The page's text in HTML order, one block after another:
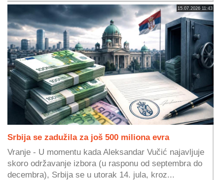
15.07.2026 11:43
Srbija se zadužila za još 500 miliona evra
Vranje - U momentu kada Aleksandar Vučić najavljuje
skoro održavanje izbora (u rasponu od septembra do
decembra), Srbija se u utorak 14. jula, kroz...